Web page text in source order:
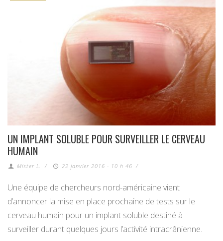
UN IMPLANT SOLUBLE POUR SURVEILLER LE CERVEAU
HUMAIN
Mister L. / 22 janvier 2016 - 10 h 46 /
Une équipe de chercheurs nord-américaine vient
d’annoncer la mise en place prochaine de tests sur le
cerveau humain pour un implant soluble destiné à
surveiller durant quelques jours l’activité intracrânienne.